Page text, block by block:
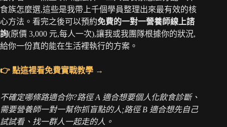
食族怎麼選,這些是我帶上千個學員整理出來最有效的核
心方法。看完之後可以預約免費的一對一營養師線上諮
詢(原價 3,000 元,每人一次),讓我或我團隊根據你的狀況,
給你一份真的能在生活裡執行的方案。
👉 點這裡看免費實戰教學 →
不確定哪條路適合你?路徑 A 適合想要個人化飲食診斷、
需要營養師一對一幫你抓盲點的人;路徑 B 適合想先自己
試試看、找一群人一起走的人。